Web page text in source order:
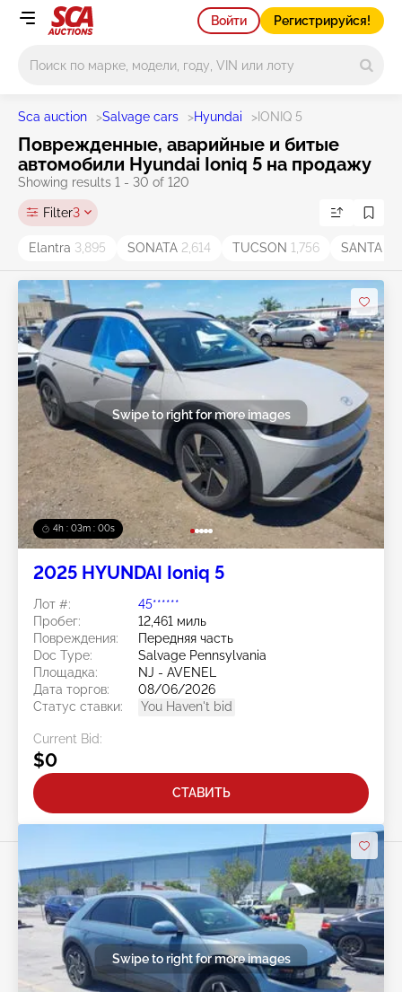
Войти Регистрируйся!
Sca auction >Salvage cars >Hyundai >IONIQ 5
Поврежденные, аварийные и битые
автомобили Hyundai Ioniq 5 на продажу
Showing results 1 - 30 of 120
Filter3
Elantra 3,895 SONATA 2,614 TUCSON 1,756 SANTA
4h : 02m : 57s
Swipe to right for more images
2025 HYUNDAI Ioniq 5
Лот #:
45******
Пробег:
12,461 миль
Повреждения:
Передняя часть
Doc Type:
Salvage Pennsylvania
Площадка:
NJ - AVENEL
Дата торгов:
08/06/2026
Статус ставки:
You Haven't bid
Current Bid:
$0
СТАВИТЬ
Swipe to right for more images